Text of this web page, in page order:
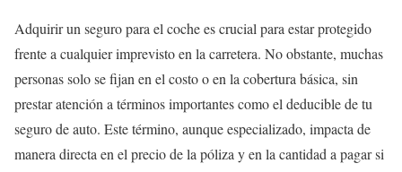
Adquirir un seguro para el coche es crucial para estar protegido
frente a cualquier imprevisto en la carretera. No obstante, muchas
personas solo se fijan en el costo o en la cobertura básica, sin
prestar atención a términos importantes como el deducible de tu
seguro de auto. Este término, aunque especializado, impacta de
manera directa en el precio de la póliza y en la cantidad a pagar si